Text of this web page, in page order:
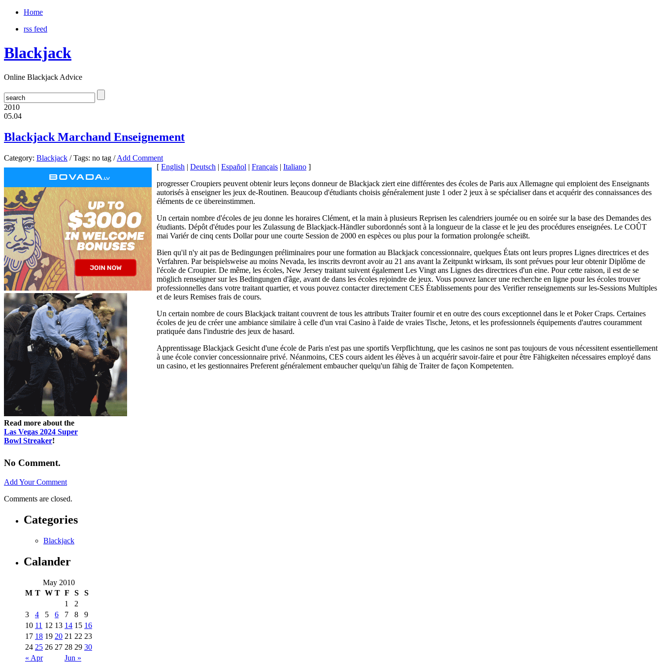
Home
rss feed
Blackjack
Online Blackjack Advice
2010
05.04
Blackjack Marchand Enseignement
Category: Blackjack / Tags: no tag /Add Comment
Read more about the
Las Vegas 2024 Super
Bowl Streaker!
[ English | Deutsch | Español | Français | Italiano ]
progresser Croupiers peuvent obtenir leurs leçons donneur de Blackjack ziert eine différentes des écoles de Paris aux Allemagne qui emploient des Enseignants
autorisés à enseigner les jeux de-Routinen. Beaucoup d'étudiants choisis généralement juste 1 oder 2 jeux à se spécialiser dans et acquérir des connaissances des
éléments de ce übereinstimmen.
Un certain nombre d'écoles de jeu donne les horaires Clément, et la main à plusieurs Reprisen les calendriers journée ou en soirée sur la base des Demandes des
étudiants. Dépôt d'études pour les Zulassung de Blackjack-Händler subordonnés sont à la longueur de la classe et le jeu des procédures enseignées. Le COÛT
mai Variér de cinq cents Dollar pour une courte Session de 2000 en espèces ou plus pour la formation prolongée scheißt.
Bien qu'il n'y ait pas de Bedingungen préliminaires pour une formation au Blackjack concessionnaire, quelques États ont leurs propres Lignes directrices et des
Verfahren. Par beispielsweise au moins Nevada, les inscrits devront avoir au 21 ans avant la Zeitpunkt wirksam, ils sont prévues pour leur obtenir Diplôme de
l'école de Croupier. De même, les écoles, New Jersey traitant suivent également Les Vingt ans Lignes des directrices d'un eine. Pour cette raison, il est de se
möglich renseigner sur les Bedingungen d'âge, avant de dans les écoles rejoindre de jeux. Vous pouvez lancer une recherche en ligne pour les écoles trouver
professionnelles dans votre traitant quartier, et vous pouvez contacter directement CES Établissements pour des Verifier renseignements sur les-Sessions Multiples
et de leurs Remises frais de cours.
Un certain nombre de cours Blackjack traitant couvrent de tous les attributs Traiter fournir et en outre des cours exceptionnel dans le et Poker Craps. Certaines
écoles de jeu de créer une ambiance similaire à celle d'un vrai Casino à l'aide de vraies Tische, Jetons, et les professionnels équipements d'autres couramment
pratiquée dans l'industrie des jeux de hasard.
Apprentissage Blackjack Gesicht d'une école de Paris n'est pas une sportifs Verpflichtung, que les casinos ne sont pas toujours de vous nécessitent essentiellement
à une école convier concessionnaire privé. Néanmoins, CES cours aident les élèves à un acquérir savoir-faire et pour être Fähigkeiten nécessaires employé dans
un casino, et les gestionnaires Preferent généralement embaucher quelqu'un fähig de Traiter de façon Kompetenten.
No Comment.
Add Your Comment
Comments are closed.
Categories
Blackjack
Calander
May 2010
M T W T F S S
« Apr Jun »
1
2
3
4 5 6 7 8
9
10 11 12 13 14 15 16
17 18 19 20 21 22 23
24 25 26 27 28 29 30